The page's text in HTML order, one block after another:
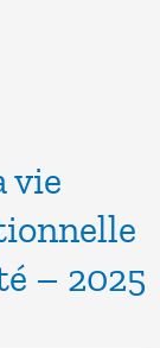
vie
– 2025